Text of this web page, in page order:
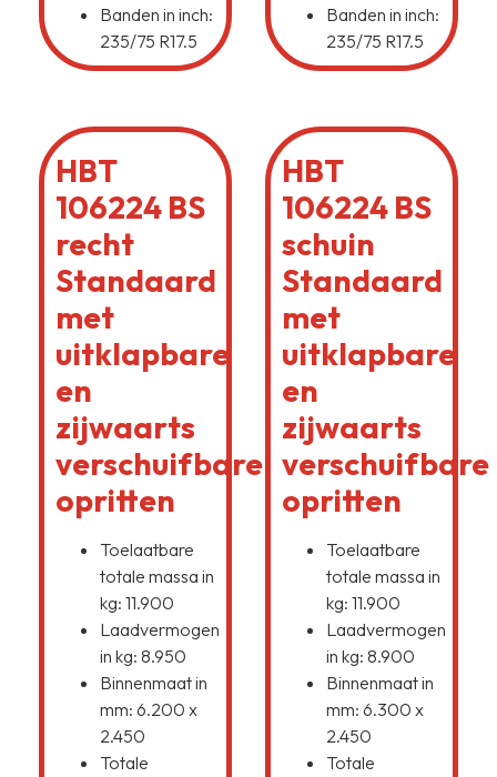
Banden in inch:
235/75 R17.5
Banden in inch:
235/75 R17.5
HBT
106224 BS
recht
Standaard
met
uitklapbare
en
zijwaarts
verschuifbare
opritten
Toelaatbare
totale massa in
kg: 11.900
Laadvermogen
in kg: 8.950
Binnenmaat in
mm: 6.200 x
2.450
Totale
HBT
106224 BS
schuin
Standaard
met
uitklapbare
en
zijwaarts
verschuifbare
opritten
Toelaatbare
totale massa in
kg: 11.900
Laadvermogen
in kg: 8.900
Binnenmaat in
mm: 6.300 x
2.450
Totale